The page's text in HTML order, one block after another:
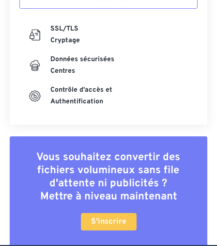
SSL/TLS
Cryptage
Données sécurisées
Centres
Contrôle d'accès et
Authentification
Vous souhaitez convertir des
fichiers volumineux sans file
d'attente ni publicités ?
Mettre à niveau maintenant
S'inscrire